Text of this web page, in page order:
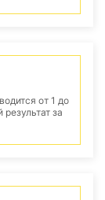
от 1 до
за